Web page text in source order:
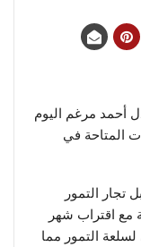
أحمد مرغم اليوم
المتاحة في
تجار التمور
مع اقتراب شهر
التمور مما